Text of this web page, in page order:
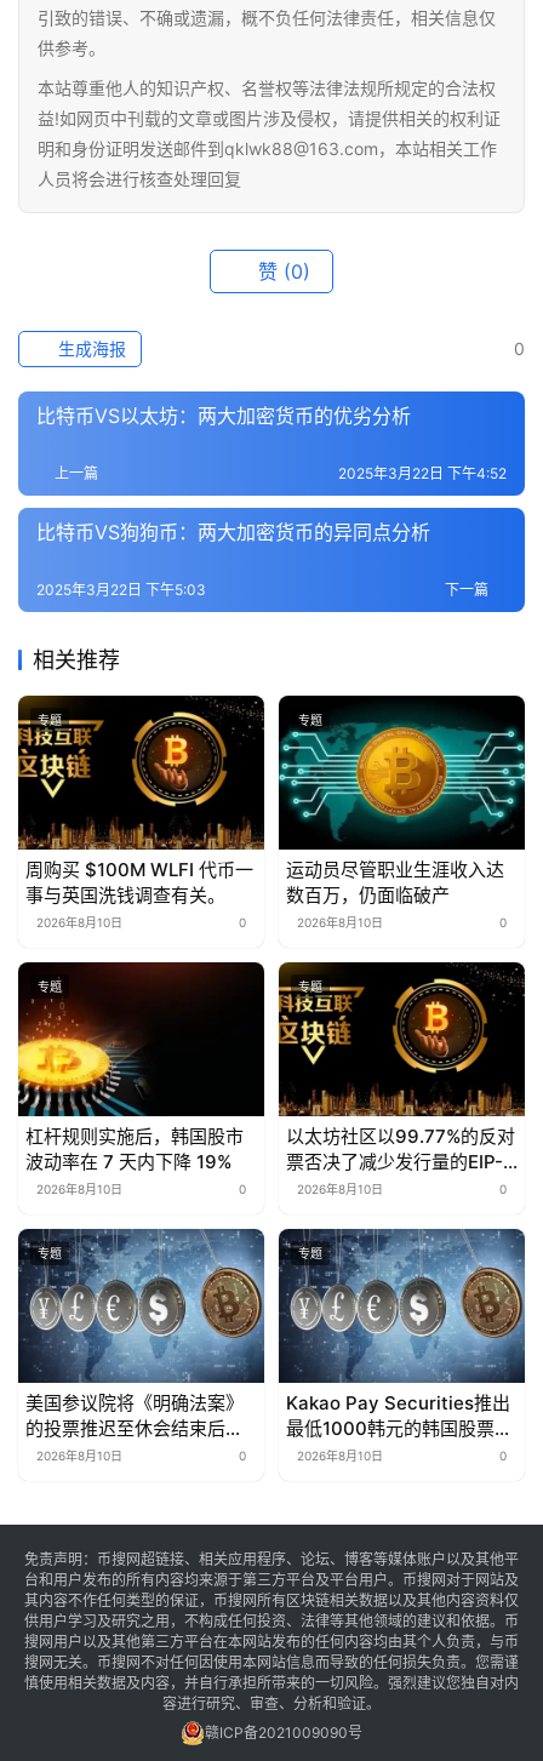
百
引致的错误、不确或遗漏，概不负任何法律责任，相关信息仅
供参考。
本站尊重他人的知识产权、名誉权等法律法规所规定的合法权
益!如网页中刊载的文章或图片涉及侵权，请提供相关的权利证
明和身份证明发送邮件到qklwk88@163.com，本站相关工作
人员将会进行核查处理回复
赞 (0)
0
生成海报
比特币VS以太坊：两大加密货币的优劣分析
上一篇 2025年3月22日 下午4:52
比特币VS狗狗币：两大加密货币的异同点分析
下一篇
2025年3月22日 下午5:03
相关推荐
专题
周购买 $100M WLFI 代币一
事与英国洗钱调查有关。
2026年8月10日 0
专题
运动员尽管职业生涯收入达
数百万，仍面临破产
2026年8月10日 0
专题
杠杆规则实施后，韩国股市
波动率在 7 天内下降 19%
2026年8月10日 0
专题
以太坊社区以99.77%的反对
票否决了减少发行量的EIP-
8363提案。
2026年8月10日 0
专题
美国参议院将《明确法案》
的投票推迟至休会结束后的9
月。
2026年8月10日 0
专题
Kakao Pay Securities推出
最低1000韩元的韩国股票碎
股交易服务
2026年8月10日 0
免责声明：币搜网超链接、相关应用程序、论坛、博客等媒体账户以及其他平
台和用户发布的所有内容均来源于第三方平台及平台用户。币搜网对于网站及
其内容不作任何类型的保证，币搜网所有区块链相关数据以及其他内容资料仅
供用户学习及研究之用，不构成任何投资、法律等其他领域的建议和依据。币
搜网用户以及其他第三方平台在本网站发布的任何内容均由其个人负责，与币
搜网无关。币搜网不对任何因使用本网站信息而导致的任何损失负责。您需谨
慎使用相关数据及内容，并自行承担所带来的一切风险。强烈建议您独自对内
容进行研究、审查、分析和验证。
赣ICP备2021009090号